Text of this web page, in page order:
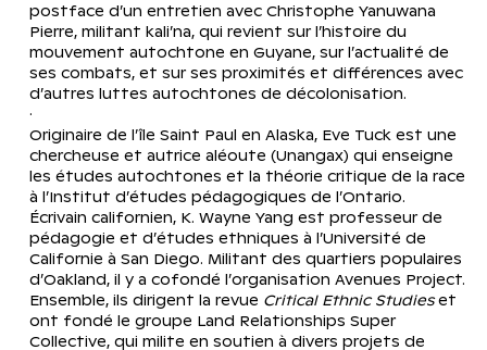
postface d’un entretien avec Christophe Yanuwana
Pierre, militant kali’na, qui revient sur l’histoire du
mouvement autochtone en Guyane, sur l’actualité de
ses combats, et sur ses proximités et différences avec
d’autres luttes autochtones de décolonisation.
·
Originaire de l’île Saint Paul en Alaska, Eve Tuck est une
chercheuse et autrice aléoute (Unangax) qui enseigne
les études autochtones et la théorie critique de la race
à l’Institut d’études pédagogiques de l’Ontario.
Écrivain californien, K. Wayne Yang est professeur de
pédagogie et d’études ethniques à l’Université de
Californie à San Diego. Militant des quartiers populaires
d’Oakland, il y a cofondé l’organisation Avenues Project.
Ensemble, ils dirigent la revue Critical Ethnic Studies et
ont fondé le groupe Land Relationships Super
Collective, qui milite en soutien à divers projets de